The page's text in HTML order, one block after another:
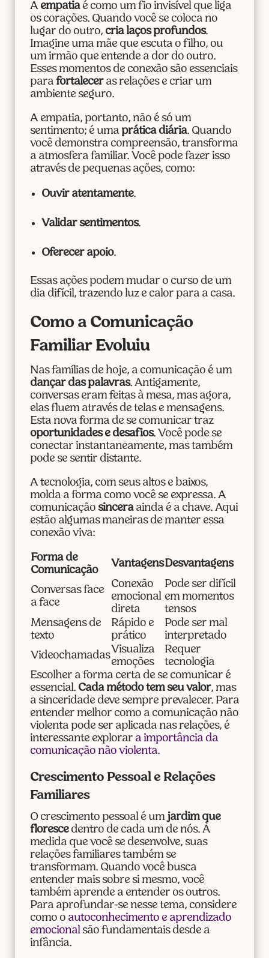
A empatiaé como um fio invisível que liga
os corações. Quando você se coloca no
lugar do outro, cria laços profundos.
Imagine uma mãe que escuta o filho, ou
um irmão que entende a dor do outro.
Esses momentos de conexão são essenciais
para fortaleceras relações e criar um
ambiente seguro.
A empatia, portanto, não é só um
sentimento; é uma prática diária. Quando
você demonstra compreensão, transforma
a atmosfera familiar. Você pode fazer isso
através de pequenas ações, como:
Ouvir atentamente.
Validar sentimentos.
Oferecer apoio.
Essas ações podem mudar o curso de um
dia difícil, trazendo luz e calor para a casa.
Como a Comunicação
Familiar Evoluiu
Nas famílias de hoje, a comunicação é um
dançar das palavras. Antigamente,
conversas eram feitas à mesa, mas agora,
elas fluem através de telas e mensagens.
Esta nova forma de se comunicar traz
oportunidades e desafios. Você pode se
conectar instantaneamente, mas também
pode se sentir distante.
A tecnologia, com seus altos e baixos,
molda a forma como você se expressa. A
comunicação sinceraainda é a chave. Aqui
estão algumas maneiras de manter essa
conexão viva:
Forma de
Comunicação
VantagensDesvantagens
Conversas face
a face
Conexão
emocional
direta
Pode ser difícil
em momentos
tensos
Mensagens de
texto
Rápido e
prático
Pode ser mal
interpretado
Videochamadas
Visualiza
emoções
Requer
tecnologia
Escolher a forma certa de se comunicar é
essencial. Cada método tem seu valor, mas
a sinceridade deve sempre prevalecer. Para
entender melhor como a comunicação não
violenta pode ser aplicada nas relações, é
interessante explorar a importância da
comunicação não violenta.
Crescimento Pessoal e Relações
Familiares
O crescimento pessoal é um jardim que
florescedentro de cada um de nós. À
medida que você se desenvolve, suas
relações familiares também se
transformam. Quando você busca
entender mais sobre si mesmo, você
também aprende a entender os outros.
Para aprofundar-se nesse tema, considere
como o autoconhecimento e aprendizado
emocionalsão fundamentais desde a
infância.